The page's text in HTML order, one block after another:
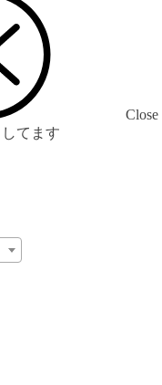
Close
てます